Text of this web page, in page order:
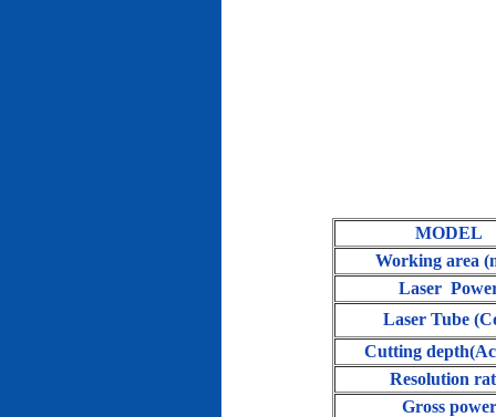
MODEL
Working area
Laser
Laser Tube
Cutting
Resolution
Gross power